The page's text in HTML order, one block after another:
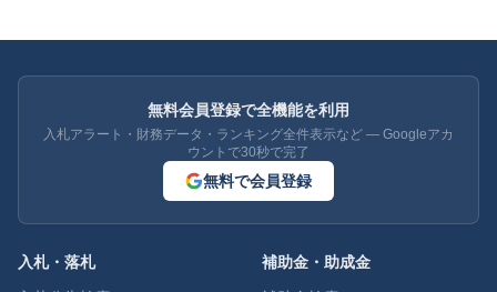
無料会員登録で全機能を利用
入札アラート・財務データ・ランキング全件表示など — Googleアカ
ウントで30秒で完了
無料で会員登録
入札・落札
補助金・助成金